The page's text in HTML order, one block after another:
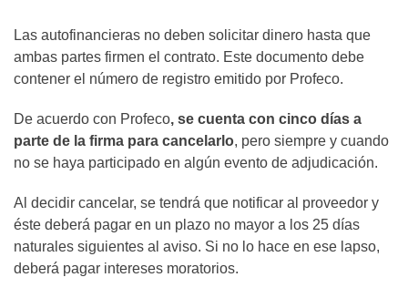
Las autofinancieras no deben solicitar dinero hasta que
ambas partes firmen el contrato. Este documento debe
contener el número de registro emitido por Profeco.
De acuerdo con Profeco, se cuenta con cinco días a
parte de la firma para cancelarlo, pero siempre y cuando
no se haya participado en algún evento de adjudicación.
Al decidir cancelar, se tendrá que notificar al proveedor y
éste deberá pagar en un plazo no mayor a los 25 días
naturales siguientes al aviso. Si no lo hace en ese lapso,
deberá pagar intereses moratorios.